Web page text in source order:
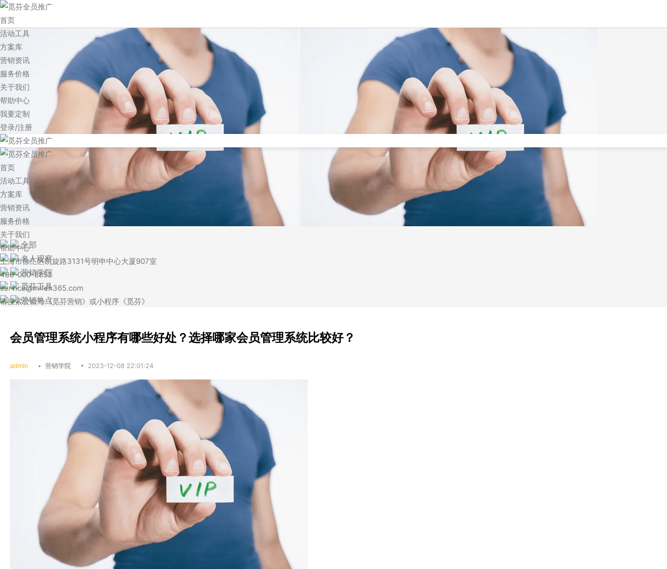
首页
活动工具
方案库
营销资讯
服务价格
关于我们
帮助中心
我要定制
登录/注册
首页
活动工具
方案库
营销资讯
服务价格
关于我们
帮助中心
上海市徐汇区凯旋路3131号明申中心大厦907室
400-000-8852
service@mifen365.com
请搜索公众号《觅芬营销》或小程序《觅芬》
全部
名人观察
营销学院
觅芬工具
营销热点
会员管理系统小程序有哪些好处？选择哪家会员管理系统比较好？
admin • 营销学院 • 2023-12-08 22:01:24